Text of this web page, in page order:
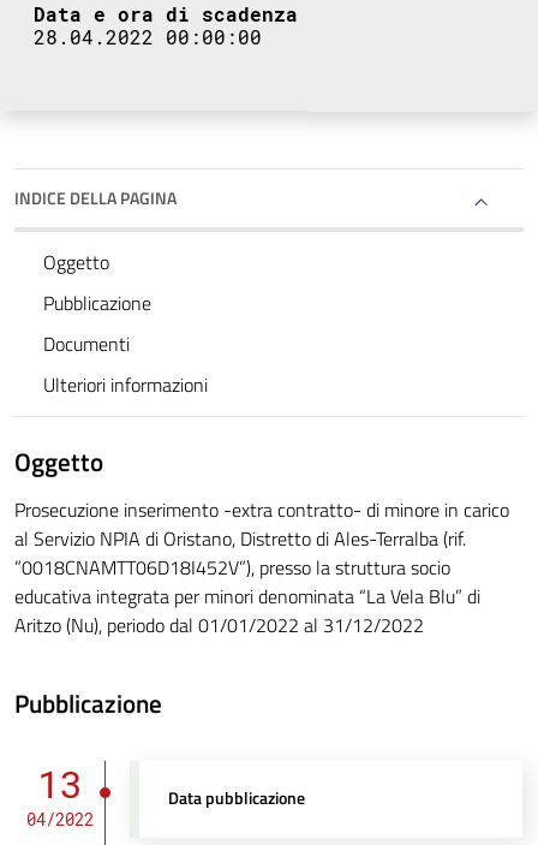
Data e ora di scadenza
28.04.2022 00:00:00
INDICE DELLA PAGINA
Oggetto
Pubblicazione
Documenti
Ulteriori informazioni
Oggetto
Prosecuzione inserimento -extra contratto- di minore in carico
al Servizio NPIA di Oristano, Distretto di Ales-Terralba (rif.
”0018CNAMTT06D18I452V”), presso la struttura socio
educativa integrata per minori denominata “La Vela Blu” di
Aritzo (Nu), periodo dal 01/01/2022 al 31/12/2022
Pubblicazione
13
04/2022
Data pubblicazione